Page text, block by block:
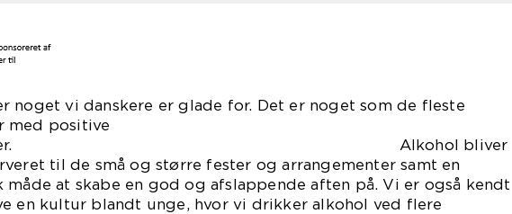
noget vi danskere er glade for. Det er noget som de fleste
med positive
Alkohol bliver
til de små og større fester og arrangementer samt en
måde at skabe en god og afslappende aften på. Vi er også kendt
en kultur blandt unge, hvor vi drikker alkohol ved flere